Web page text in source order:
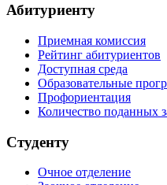
Абитуриенту
Приемная комиссия
Рейтинг абитуриентов
Доступная среда
Образовательные
Профориентация
Количество поданных
Студенту
Очное отделение